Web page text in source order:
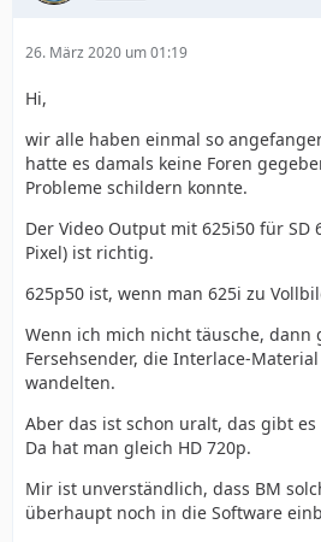
26. März 2020 um 01:19
Hi,
wir alle haben einmal so
hatte es damals keine Foren
Probleme schildern konnte.
Der Video Output mit 625i50 für SD
Pixel) ist richtig.
625p50 ist, wenn man 625i zu
Wenn ich mich nicht täusche, dann
Fersehsender, die Interlace-
wandelten.
Aber das ist schon uralt, das gibt
Da hat man gleich HD 720p.
Mir ist unverständlich, dass BM
überhaupt noch in die Software